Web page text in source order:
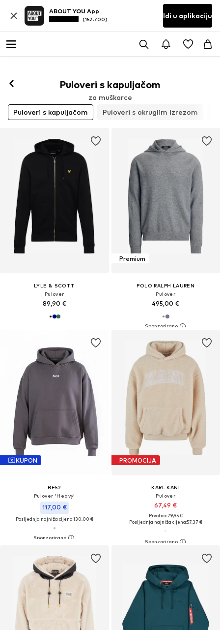
ABOUT YOU App
(152.700) Idi u aplikaciju
Puloveri s kapuljačom
za muškarce
Puloveri s kapuljačom
Puloveri s okruglim izrezom
LYLE & SCOTT
Pulover
89,90 €
Premium
POLO RALPH LAUREN
Pulover
495,00 €
KUPON
BE52
Pulover 'Heavy'
117,00 €
Posljednja najniža cijena:130,00 €
PROMOCIJA
KARL KANI
Pulover
67,49 €
Prvotno: 79,95 €
Posljednja najniža cijena:57,37 €